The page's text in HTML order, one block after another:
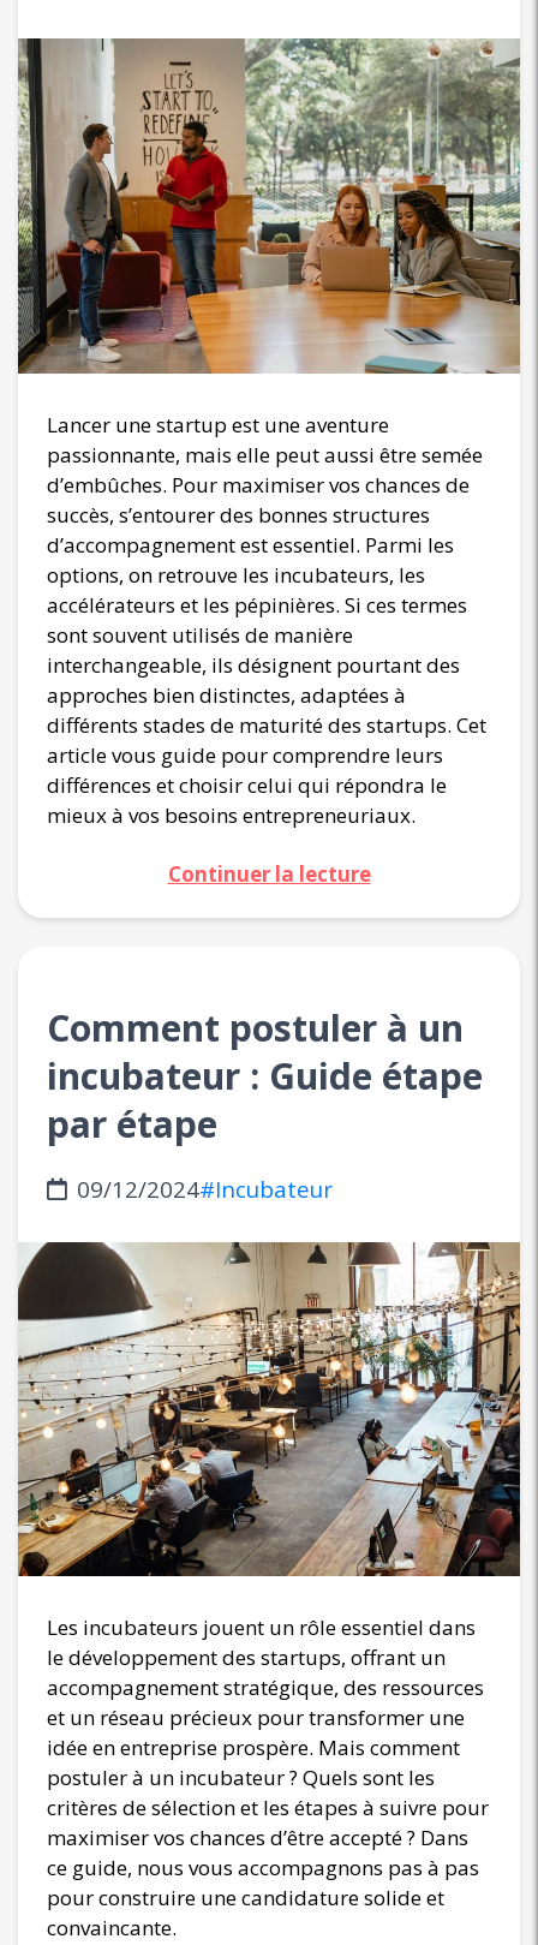
Lancer une startup est une aventure
passionnante, mais elle peut aussi être semée
d’embûches. Pour maximiser vos chances de
succès, s’entourer des bonnes structures
d’accompagnement est essentiel. Parmi les
options, on retrouve les incubateurs, les
accélérateurs et les pépinières. Si ces termes
sont souvent utilisés de manière
interchangeable, ils désignent pourtant des
approches bien distinctes, adaptées à
différents stades de maturité des startups. Cet
article vous guide pour comprendre leurs
différences et choisir celui qui répondra le
mieux à vos besoins entrepreneuriaux.
Continuer la lecture
Comment postuler à un
incubateur : Guide étape
par étape
09/12/2024#Incubateur
Les incubateurs jouent un rôle essentiel dans
le développement des startups, offrant un
accompagnement stratégique, des ressources
et un réseau précieux pour transformer une
idée en entreprise prospère. Mais comment
postuler à un incubateur ? Quels sont les
critères de sélection et les étapes à suivre pour
maximiser vos chances d’être accepté ? Dans
ce guide, nous vous accompagnons pas à pas
pour construire une candidature solide et
convaincante.